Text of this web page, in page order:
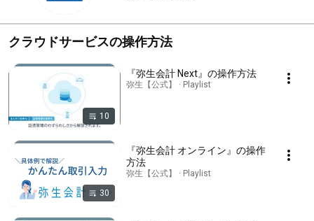
クラウドサービスの操作方法
10
『弥生会計 Next』の操作方法
弥生【公式】 · Playlist
30
『弥生会計 オンライン』の操作
方法
弥生【公式】 · Playlist